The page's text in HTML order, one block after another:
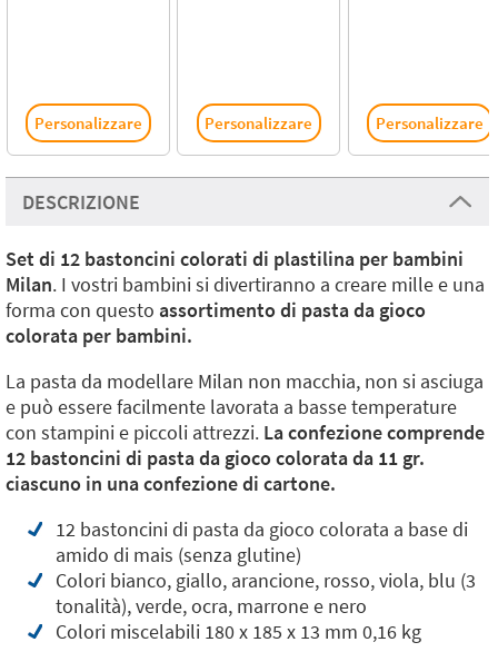
Personalizzare Personalizzare Personalizzare
DESCRIZIONE
Set di 12 bastoncini colorati di plastilina per bambini
Milan. I vostri bambini si divertiranno a creare mille e una
forma con questo assortimento di pasta da gioco
colorata per bambini.
La pasta da modellare Milan non macchia, non si asciuga
e può essere facilmente lavorata a basse temperature
con stampini e piccoli attrezzi. La confezione comprende
12 bastoncini di pasta da gioco colorata da 11 gr.
ciascuno in una confezione di cartone.
12 bastoncini di pasta da gioco colorata a base di
amido di mais (senza glutine)
Colori bianco, giallo, arancione, rosso, viola, blu (3
tonalità), verde, ocra, marrone e nero
Colori miscelabili 180 x 185 x 13 mm 0,16 kg